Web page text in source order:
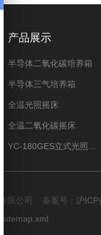
产品展示
半导体二氧化碳培养箱
半导体三气培养箱
全温光照摇床
全温二氧化碳摇床
限公司 备案号： 沪ICP
sitemap.xml